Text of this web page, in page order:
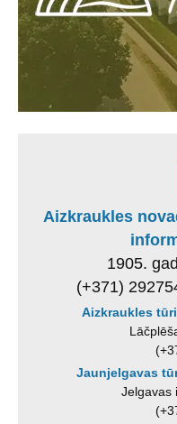
Aizkraukles
1905.
(+371)
Aizkraukles
Jaunjelgavas
Jelgavas